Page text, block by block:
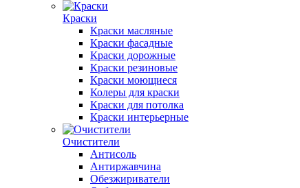
Краски
Краски масляные
Краски фасадные
Краски дорожные
Краски резиновые
Краски моющиеся
Колеры для краски
Краски для потолка
Краски интерьерные
Очистители
Антисоль
Антиржавчина
Обезжириватели